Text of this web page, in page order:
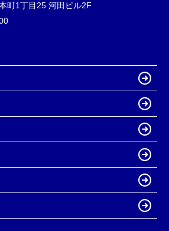
町1丁目25 河田ビル2F